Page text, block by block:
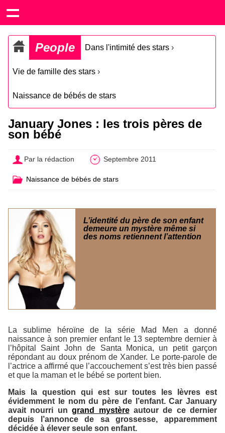
People Dans l'intimité des stars ›
Vie de famille des stars ›
Naissance de bébés de stars
January Jones : les trois pères de
son bébé
Par la rédaction Septembre 2011
Naissance de bébés de stars
L’identité du père de son enfant
demeure un mystère même si
des noms retiennent l’attention
La sublime héroïne de la série Mad Men a donné
naissance à son premier enfant le 13 septembre dernier à
l’hôpital Saint John de Santa Monica, un petit garçon
répondant au doux prénom de Xander. Le porte-parole de
l’actrice a affirmé que l’accouchement s’est très bien passé
et que la maman et le bébé se portent bien.
Mais la question qui est sur toutes les lèvres est
évidemment le nom du père de l’enfant. Car January
avait nourri ungrand mystèreautour de ce dernier
depuis l’annonce de sa grossesse, apparemment
décidée à élever seule son enfant.